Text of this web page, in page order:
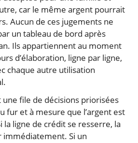
car le même argent pourrait
Aucun de ces jugements ne
un tableau de bord après
Ils appartiennent au moment
d’élaboration, ligne par ligne,
chaque autre utilisation
file de décisions priorisées
fur et à mesure que l’argent est
la ligne de crédit se resserre, la
immédiatement. Si un